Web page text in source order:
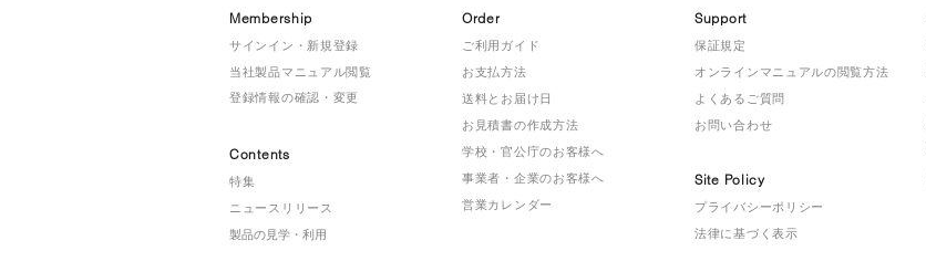
Membership
サインイン・新規登録
当社製品マニュアル閲覧
登録情報の確認・変更
Contents
特集
ニュースリリース
製品の見学・利用
Order
ご利用ガイド
お支払方法
送料とお届け日
お見積書の作成方法
学校・官公庁のお客様へ
事業者・企業のお客様へ
営業カレンダー
Support
保証規定
オンラインマニュアルの閲覧方法
よくあるご質問
お問い合わせ
Site Policy
プライバシーポリシー
法律に基づく表示